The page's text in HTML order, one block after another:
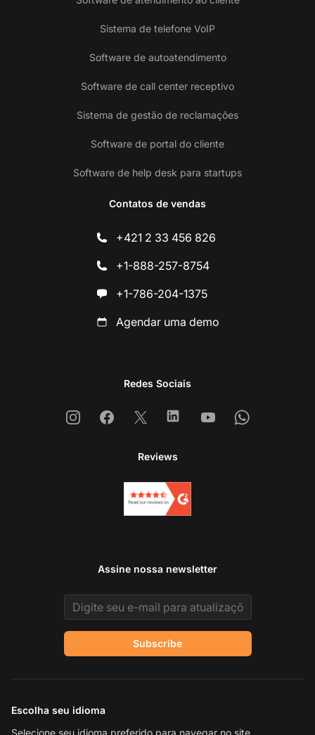
Sistema de telefone VoIP
Software de autoatendimento
Software de call center receptivo
Sistema de gestão de reclamações
Software de portal do cliente
Software de help desk para startups
Contatos de vendas
+421 2 33 456 826
+1-888-257-8754
+1-786-204-1375
Agendar uma demo
Redes Sociais
InstagramFacebook
X LinkedinYoutubeWhatsapp
Reviews
Assine nossa newsletter
Email address
Subscribe
Escolha seu idioma
Selecione seu idioma preferido para navegar no site.